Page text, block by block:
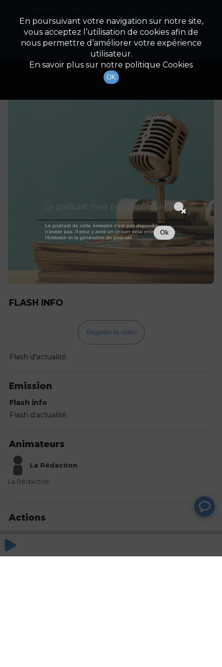
Détails De L'épisode
6 septembre 2023
à 12h59
durée : Invalid date
FLASH INFO
Regarder la vidéo
Flash d'actualité.
Emission
Flash info
Flash d'actualité.
Animateurs
La Rédaction
La Rédaction
Actions
En poursuivant votre navigation sur notre site,
vous acceptez l’utilisation de cookies afin de
nous permettre d’améliorer votre expérience
utilisateur.
En savoir plus sur notre politique Cookies
OK
Appuyez ci-dessous pour l'installer.
Non merci Télécharger l'application
Le podcast n'est pas disponible
Le podcast de cette émission n'est pas disponible ou
n'existe pas. Il peut y avoir un certain délai entre la fin de
l'émission et la génération du podcast.
Ok